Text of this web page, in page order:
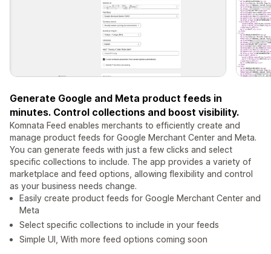
Generate Google and Meta product feeds in
minutes. Control collections and boost visibility.
Komnata Feed enables merchants to efficiently create and
manage product feeds for Google Merchant Center and Meta.
You can generate feeds with just a few clicks and select
specific collections to include. The app provides a variety of
marketplace and feed options, allowing flexibility and control
as your business needs change.
Easily create product feeds for Google Merchant Center and
Meta
Select specific collections to include in your feeds
Simple UI, With more feed options coming soon